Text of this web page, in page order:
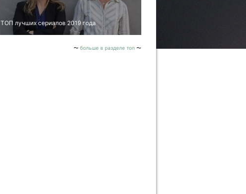
ТОП лучших сериалов 2019 года
больше в разделе топ